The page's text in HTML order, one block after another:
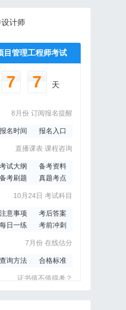
计师
导书
成项目管
方指导教材
目管理工程师考试
7 7 天
8月份 订阅报名提醒
报名时间 报名入口
直播课表 课程咨询
考试大纲
备考资料
备考刷题 真题考点
10月24日 考试科目
注意事项
考后答案
每日一练 考前冲刺
7月份 在线估分
查询方法 合格标准
证书值不值得考？